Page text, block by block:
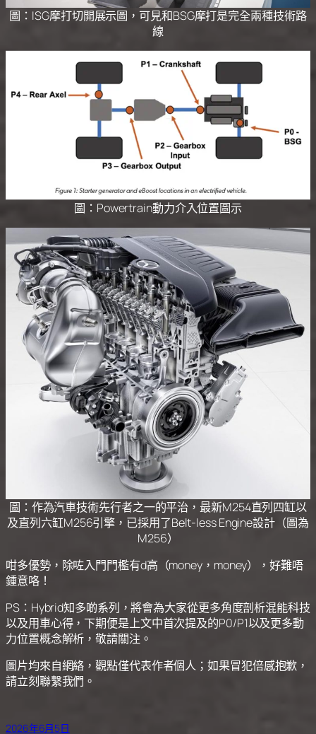
圖：ISG摩打切開展示圖，可見和BSG摩打是完全兩種技術路
線
圖：Powertrain動力介入位置圖示
圖：作為汽車技術先行者之一的平治，最新M254直列四缸以
及直列六缸M256引擎，已採用了Belt-less Engine設計（圖為
M256）
咁多優勢，除咗入門門檻有d高（money，money），好難唔
鍾意咯！
PS：Hybrid知多啲系列，將會為大家從更多角度剖析混能科技
以及用車心得，下期便是上文中首次提及的P0/P1以及更多動
力位置概念解析，敬請關注。
圖片均來自網絡，觀點僅代表作者個人；如果冒犯倍感抱歉，
請立刻聯繫我們。
2026年6月5日